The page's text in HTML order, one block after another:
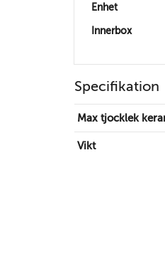
Enhet
Innerbox
Specifikation
Max tjocklek
Vikt